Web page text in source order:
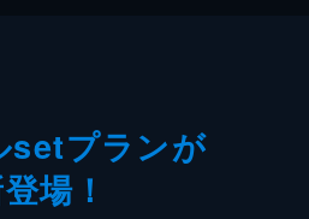
setプランが
場！